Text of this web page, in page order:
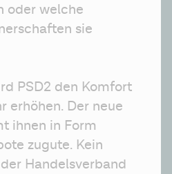
oder welche
sie
PSD2 den Komfort
erhöhen. Der neue
ihnen in Form
zugute. Kein
Handelsverband